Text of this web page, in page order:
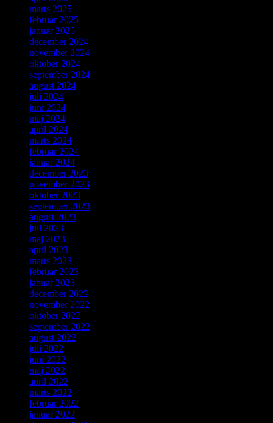
marts 2025
februar 2025
januar 2025
december 2024
november 2024
oktober 2024
september 2024
august 2024
juli 2024
juni 2024
maj 2024
april 2024
marts 2024
februar 2024
januar 2024
december 2023
november 2023
oktober 2023
september 2023
august 2023
juli 2023
maj 2023
april 2023
marts 2023
februar 2023
januar 2023
december 2022
november 2022
oktober 2022
september 2022
august 2022
juli 2022
juni 2022
maj 2022
april 2022
marts 2022
februar 2022
januar 2022